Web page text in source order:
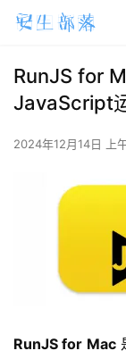
RunJS for
JavaScript
2024年12月14日 上
RunJS for Mac